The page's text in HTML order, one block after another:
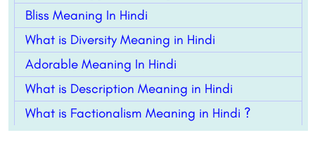
Bliss Meaning In Hindi
What is Diversity Meaning in Hindi
Adorable Meaning In Hindi
What is Description Meaning in Hindi
What is Factionalism Meaning in Hindi ?